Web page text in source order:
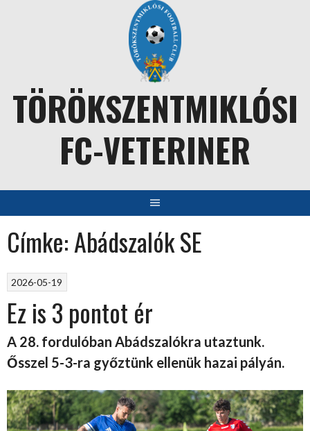
TÖRÖKSZENTMIKLÓSI
FC-VETERINER
Címke:Abádszalók SE
2026-05-19
Ez is 3 pontot ér
A 28. fordulóban Abádszalókra utaztunk.
Ősszel 5-3-ra győztünk ellenük hazai pályán.